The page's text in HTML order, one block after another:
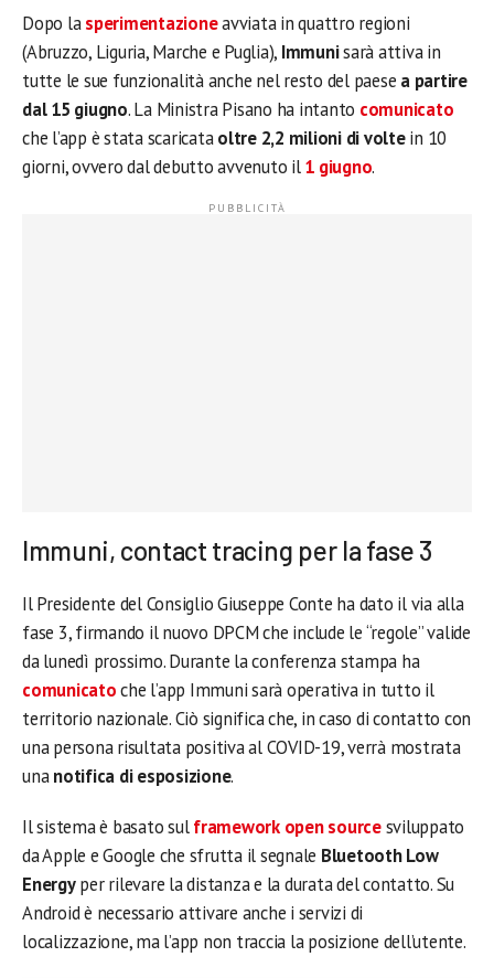
Dopo lasperimentazioneavviata in quattro regioni
(Abruzzo, Liguria, Marche e Puglia), Immunisarà attiva in
tutte le sue funzionalità anche nel resto del paese a partire
dal 15 giugno. La Ministra Pisano ha intanto comunicato
che l’app è stata scaricataoltre 2,2 milioni di voltein 10
giorni, ovvero dal debutto avvenuto il1 giugno.
Immuni, contact tracing per la fase 3
Il Presidente del Consiglio Giuseppe Conte ha dato il via alla
fase 3, firmando il nuovo DPCM che include le “regole” valide
da lunedì prossimo. Durante la conferenza stampa ha
comunicatoche l’app Immuni sarà operativa in tutto il
territorio nazionale. Ciò significa che, in caso di contatto con
una persona risultata positiva al COVID-19, verrà mostrata
unanotifica di esposizione.
Il sistema è basato sulframework open sourcesviluppato
da Apple e Google che sfrutta il segnale Bluetooth Low
Energyper rilevare la distanza e la durata del contatto. Su
Android è necessario attivare anche i servizi di
localizzazione, ma l’app non traccia la posizione dell’utente.